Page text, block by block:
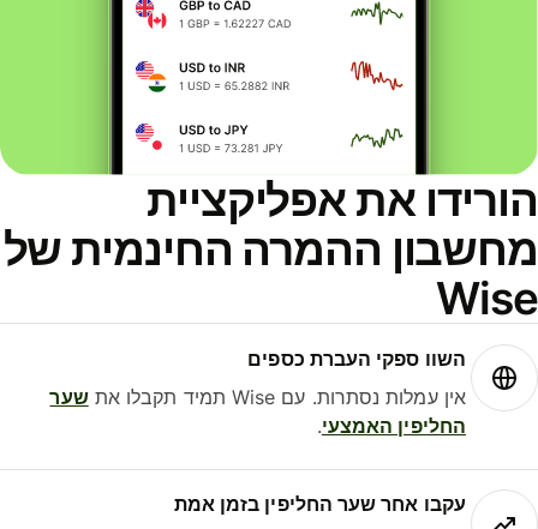
את אפליקציית
ההמרה החינמית של
השוו ספקי העברת כספים
אין עמלות נסתרות. עם Wise תמיד תקבלו את
שער
החליפין האמצעי.
עקבו אחר שער החליפין בזמן אמת